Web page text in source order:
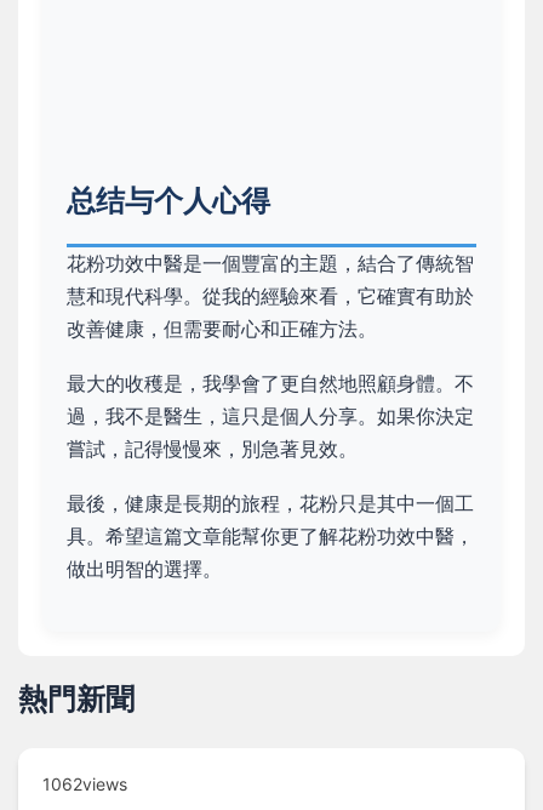
总结与个人心得
花粉功效中醫是一個豐富的主題，結合了傳統智
慧和現代科學。從我的經驗來看，它確實有助於
改善健康，但需要耐心和正確方法。
最大的收穫是，我學會了更自然地照顧身體。不
過，我不是醫生，這只是個人分享。如果你決定
嘗試，記得慢慢來，別急著見效。
最後，健康是長期的旅程，花粉只是其中一個工
具。希望這篇文章能幫你更了解花粉功效中醫，
做出明智的選擇。
熱門新聞
1062views